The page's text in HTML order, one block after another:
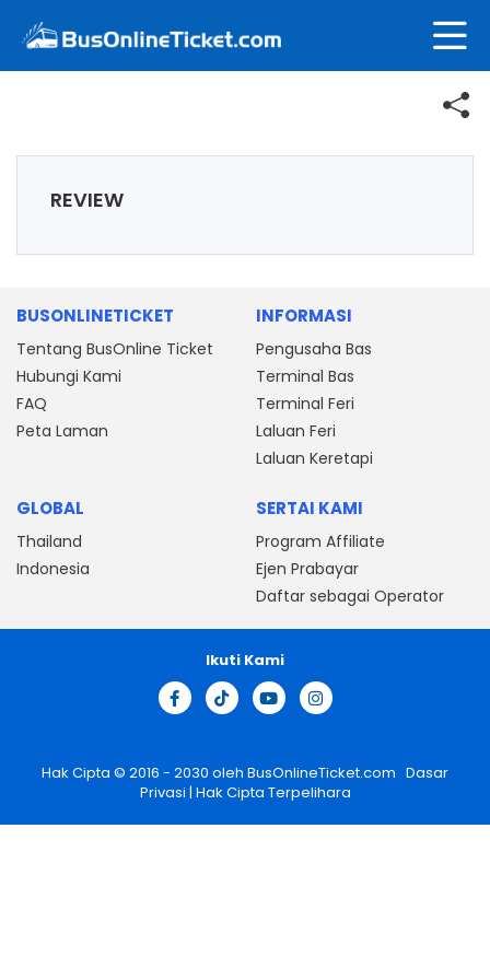
REVIEW
BUSONLINETICKET
Tentang BusOnline Ticket
Hubungi Kami
FAQ
Peta Laman
INFORMASI
Pengusaha Bas
Terminal Bas
Terminal Feri
Laluan Feri
Laluan Keretapi
GLOBAL
Thailand
Indonesia
SERTAI KAMI
Program Affiliate
Ejen Prabayar
Daftar sebagai Operator
Hak Cipta © 2016 - 2030 oleh BusOnlineTicket.com Dasar
Privasi | Hak Cipta Terpelihara
Ikuti Kami